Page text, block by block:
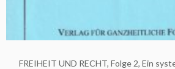
FREIHEIT UND RECHT, Folge 2, Ein